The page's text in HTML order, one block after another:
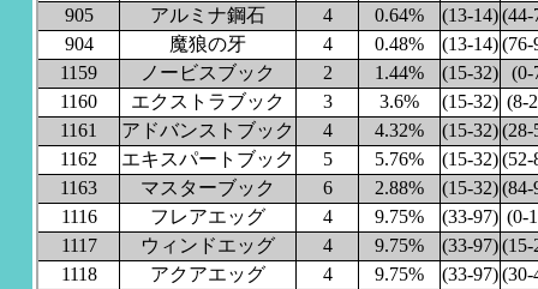
905
アルミナ鋼石 4 0.64% (13-14)(44-
904
魔狼の牙 4 0.48% (13-14)(76-
1159
ノービスブック 2 1.44% (15-32)
(0-
1160
エクストラブック 3 3.6% (15-32) (8-
1161
アドバンストブック 4 4.32% (15-32)(28-
1162
エキスパートブック 5 5.76% (15-32)(52-
1163
マスターブック 6 2.88% (15-32)(84-
1116
フレアエッグ 4 9.75% (33-97) (0-
1117
ウィンドエッグ 4 9.75% (33-97)(15-
1118
アクアエッグ 4 9.75% (33-97)(30-